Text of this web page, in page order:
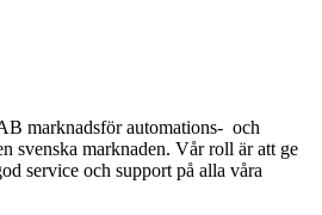
marknadsför automations- och
svenska marknaden. Vår roll är att ge
service och support på alla våra